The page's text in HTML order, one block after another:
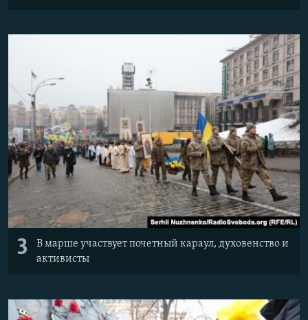
3
В марше участвует почетный караул, духовенство и
активисты